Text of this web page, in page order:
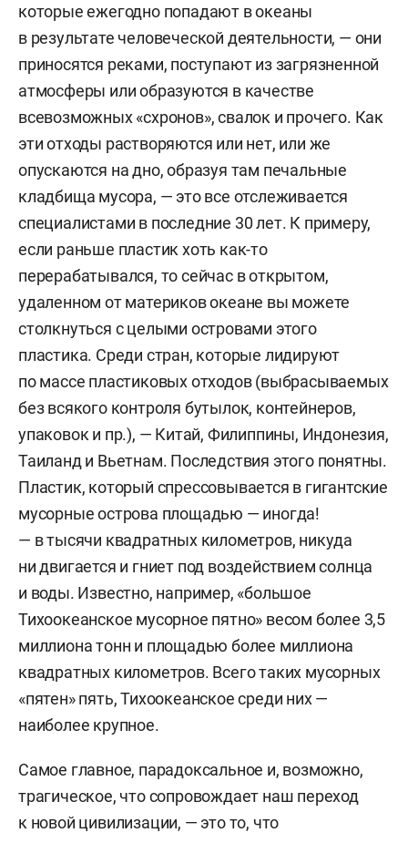
которые ежегодно попадают в океаны
в результате человеческой деятельности, — они
приносятся реками, поступают из загрязненной
атмосферы или образуются в качестве
всевозможных «схронов», свалок и прочего. Как
эти отходы растворяются или нет, или же
опускаются на дно, образуя там печальные
кладбища мусора, — это все отслеживается
специалистами в последние 30 лет. К примеру,
если раньше пластик хоть как-то
перерабатывался, то сейчас в открытом,
удаленном от материков океане вы можете
столкнуться с целыми островами этого
пластика. Среди стран, которые лидируют
по массе пластиковых отходов (выбрасываемых
без всякого контроля бутылок, контейнеров,
упаковок и пр.), — Китай, Филиппины, Индонезия,
Таиланд и Вьетнам. Последствия этого понятны.
Пластик, который спрессовывается в гигантские
мусорные острова площадью — иногда!
— в тысячи квадратных километров, никуда
ни двигается и гниет под воздействием солнца
и воды. Известно, например, «большое
Тихоокеанское мусорное пятно» весом более 3,5
миллиона тонн и площадью более миллиона
квадратных километров. Всего таких мусорных
«пятен» пять, Тихоокеанское среди них —
наиболее крупное.
Самое главное, парадоксальное и, возможно,
трагическое, что сопровождает наш переход
к новой цивилизации, — это то, что